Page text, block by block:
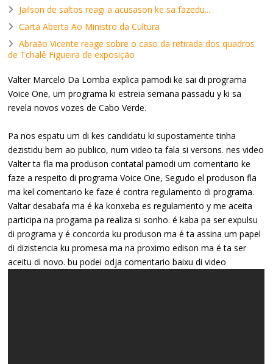
Jailson de saltos reagi a acusason ke sa fazedu...
Carta Aberta Ao Ministro da Cultura
Abraão Vicente reage sobre o caso da retirada dos quadros
de Tchalê Figueira de exposição
Valter Marcelo Da Lomba explica pamodi ke sai di programa
Voice One, um programa ki estreia semana passadu y ki sa
revela novos vozes de Cabo Verde.
Pa nos espatu um di kes candidatu ki supostamente tinha
dezistidu bem ao publico, num video ta fala si versons. nes video
Valter ta fla ma produson contatal pamodi um comentario ke
faze a respeito di programa Voice One, Segudo el produson fla
ma kel comentario ke faze é contra regulamento di programa.
Valtar desabafa ma é ka konxeba es regulamento y me aceita
participa na progama pa realiza si sonho. é kaba pa ser expulsu
di programa y é concorda ku produson ma é ta assina um papel
di dizistencia ku promesa ma na proximo edison ma é ta ser
aceitu di novo. bu podei odja comentario baixu di video